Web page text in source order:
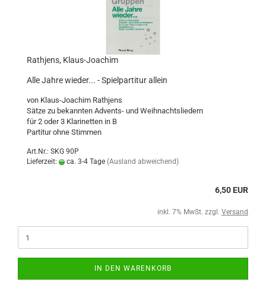
Rathjens, Klaus-Joachim
Alle Jahre wieder... - Spielpartitur allein
von Klaus-Joachim Rathjens
Sätze zu bekannten Advents- und Weihnachtsliedern
für 2 oder 3 Klarinetten in B
Partitur ohne Stimmen
Art.Nr.: SKG 90P
Lieferzeit:
ca. 3-4 Tage (Ausland abweichend)
6,50 EUR
inkl. 7% MwSt. zzgl. Versand
IN DEN WARENKORB